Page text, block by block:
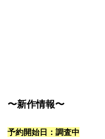
〜新作情報〜
予約開始日：調査中